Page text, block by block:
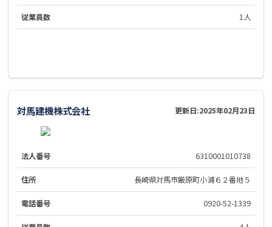
従業員数 1人
対馬建機株式会社 更新日:2025年02月23日
法人番号 6310001010738
住所 長崎県対馬市厳原町小浦６２番地５
電話番号 0920-52-1339